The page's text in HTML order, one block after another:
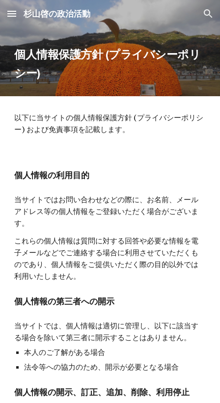
Skip to main content Skip to navigation
杉山啓の政治活動
個人情報保護方針 (プライバシーポリ
シー)
以下に当サイトの個人情報保護方針 (プライバシーポリシ
ー) および免責事項を記載します。
個人情報の利用目的
当サイトではお問い合わせなどの際に、お名前、メール
アドレス等の個人情報をご登録いただく場合がございま
す。
これらの個人情報は質問に対する回答や必要な情報を電
子メールなどでご連絡する場合に利用させていただくも
のであり、個人情報をご提供いただく際の目的以外では
利用いたしません。
個人情報の第三者への開示
当サイトでは、個人情報は適切に管理し、以下に該当す
る場合を除いて第三者に開示することはありません。
本人のご了解がある場合
法令等への協力のため、開示が必要となる場合
個人情報の開示、訂正、追加、削除、利用停止